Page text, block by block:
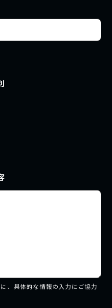
、具体的な情報の入力にご協力